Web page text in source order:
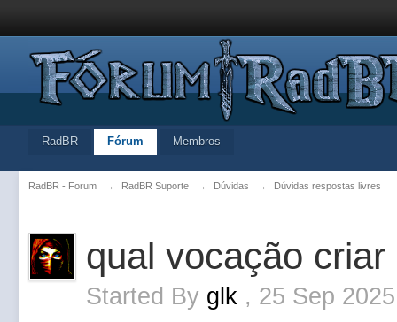
RadBR Fórum Membros
RadBR - Forum → RadBR Suporte → Dúvidas → Dúvidas respostas livres
qual vocação
Started By glk , 25 Sep